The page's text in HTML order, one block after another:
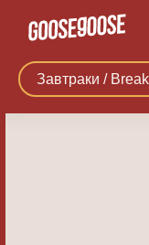
Завтраки /